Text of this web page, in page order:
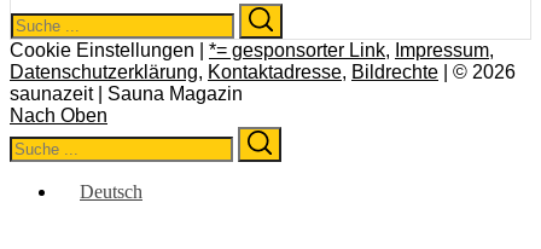
Search
for:
Cookie Einstellungen | *= gesponsorter Link, Impressum,
Datenschutzerklärung, Kontaktadresse, Bildrechte | © 2026
saunazeit | Sauna Magazin
Nach Oben
Search
for:
Deutsch